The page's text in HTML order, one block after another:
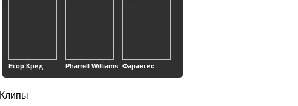
Егор Крид Pharrell Williams Фарангис
Клипы